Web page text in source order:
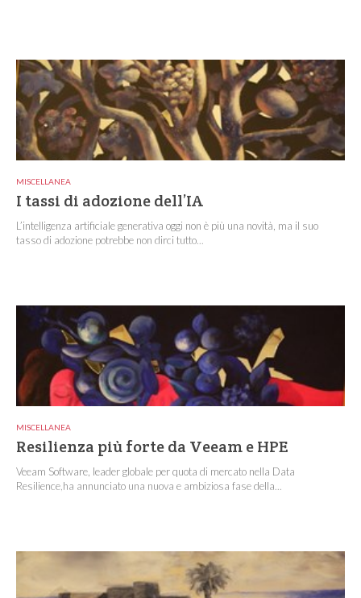
MISCELLANEA
I tassi di adozione dell’IA
L’intelligenza artificiale generativa oggi non è più una novità, ma il suo
tasso di adozione potrebbe non dirci tutto...
MISCELLANEA
Resilienza più forte da Veeam e HPE
Veeam Software, leader globale per quota di mercato nella Data
Resilience,ha annunciato una nuova e ambiziosa fase della...